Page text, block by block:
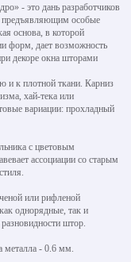
- это дань разработчиков
предъявляющим особые
основа, в которой
форм, дает возможность
декоре окна шторами
и к плотной ткани. Карниз
хай-тека или
вариации: прохладный
с цветовым
ассоциации со старым
или рифленой
однорядные, так и
штор.
металла - 0.6 мм.